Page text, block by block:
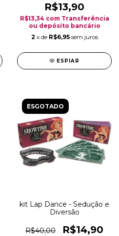
R$13,90
R$13,34 com Transferência
ou depósito bancário
2 x de R$6,95 sem juros
ESPIAR
ESGOTADO
kit Lap Dance - Sedução e
Diversão
R$40,00 R$14,90